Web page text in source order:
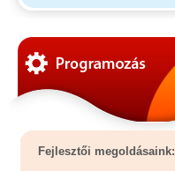
Fejlesztői megoldásaink: